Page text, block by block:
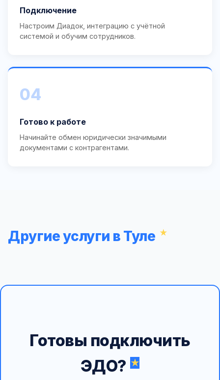
Подключение
Настроим Диадок, интеграцию с учётной
системой и обучим сотрудников.
04
Готово к работе
Начинайте обмен юридически значимыми
документами с контрагентами.
Другие услуги в Туле
Готовы подключить
ЭДО?